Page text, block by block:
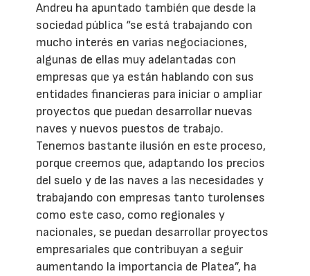
Andreu ha apuntado también que desde la
sociedad pública “se está trabajando con
mucho interés en varias negociaciones,
algunas de ellas muy adelantadas con
empresas que ya están hablando con sus
entidades financieras para iniciar o ampliar
proyectos que puedan desarrollar nuevas
naves y nuevos puestos de trabajo.
Tenemos bastante ilusión en este proceso,
porque creemos que, adaptando los precios
del suelo y de las naves a las necesidades y
trabajando con empresas tanto turolenses
como este caso, como regionales y
nacionales, se puedan desarrollar proyectos
empresariales que contribuyan a seguir
aumentando la importancia de Platea”, ha